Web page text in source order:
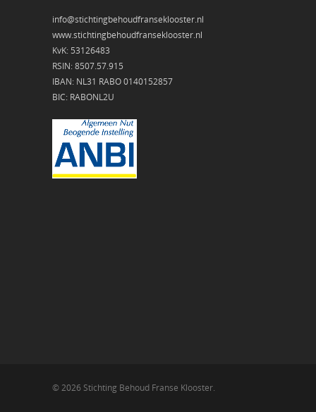
info@stichtingbehoudfranseklooster.nl
www.stichtingbehoudfranseklooster.nl
KvK: 53126483
RSIN: 8507.57.915
IBAN: NL31 RABO 0140152857
BIC: RABONL2U
© 2026 Stichting Behoud Franse Klooster.